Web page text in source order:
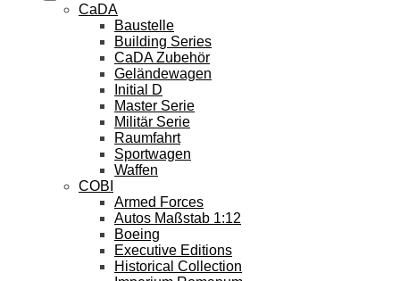
CaDA
Baustelle
Building Series
CaDA Zubehör
Geländewagen
Initial D
Master Serie
Militär Serie
Raumfahrt
Sportwagen
Waffen
COBI
Armed Forces
Autos Maßstab 1:12
Boeing
Executive Editions
Historical Collection